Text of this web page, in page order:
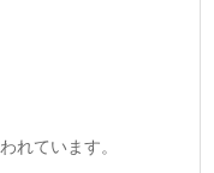
れています。